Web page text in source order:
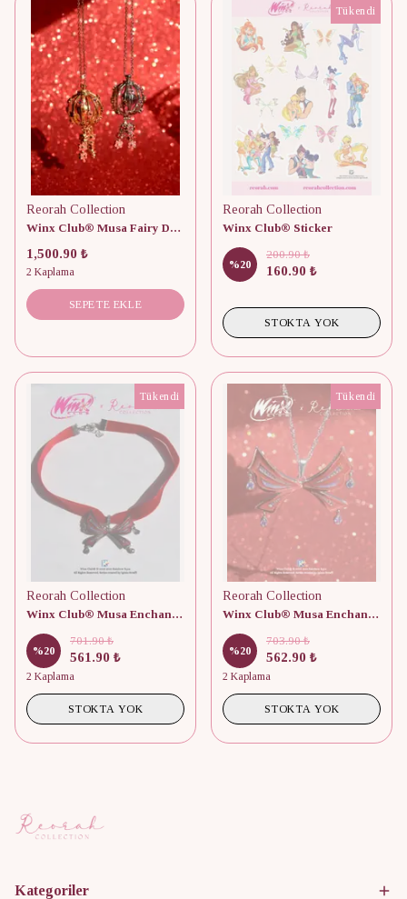
Reorah Collection
Winx Club® Musa Fairy Dust Kolye
1,500.90 ₺
2 Kaplama
SEPETE EKLE
Tükendi
Reorah Collection
Winx Club® Sticker
%20
200.90 ₺
160.90 ₺
STOKTA YOK
Tükendi
Reorah Collection
Winx Club® Musa Enchantix Wings Choker
%20
701.90 ₺
561.90 ₺
2 Kaplama
STOKTA YOK
Tükendi
Reorah Collection
Winx Club® Musa Enchantix Wings Kolye (Üründe ufak tefek defolar mevcuttur.)
%20
703.90 ₺
562.90 ₺
2 Kaplama
STOKTA YOK
Kategoriler